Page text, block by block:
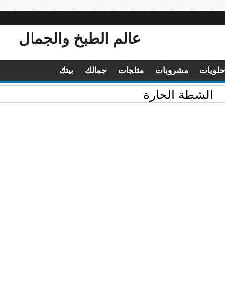
عالم الطبخ والجمال
حلويات مشروبات مثلجات جمالك بيتك
الشطة الحارة